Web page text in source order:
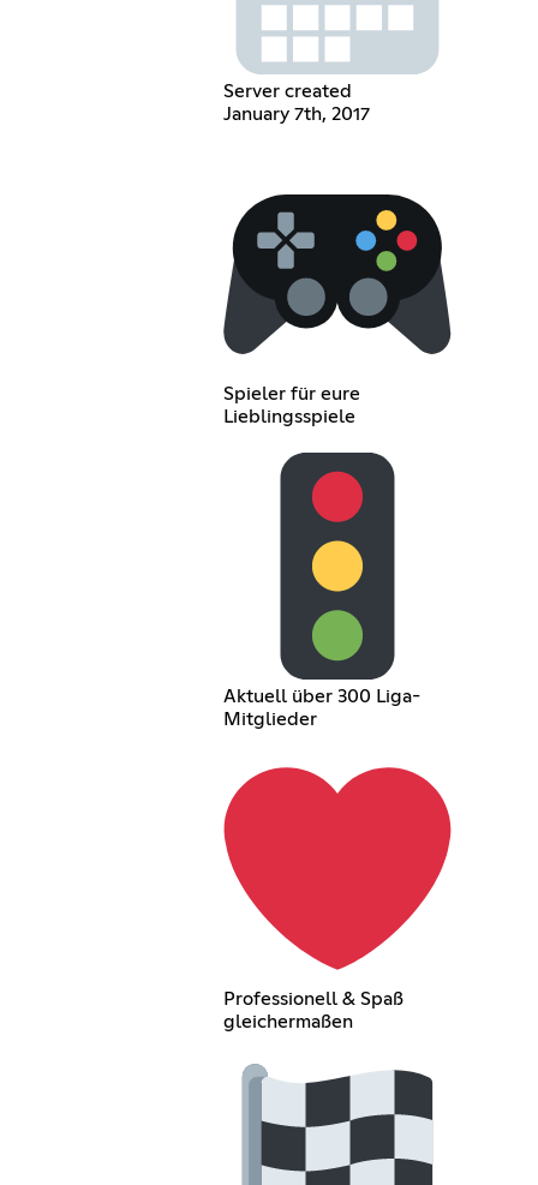
Server created
January 7th, 2017
Spieler für eure
Lieblingsspiele
Aktuell über 300 Liga-
Mitglieder
Professionell & Spaß
gleichermaßen